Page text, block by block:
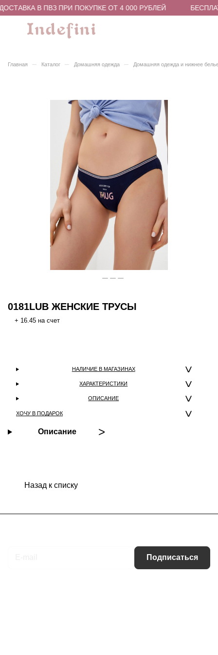
В ПВЗ ПРИ ПОКУПКЕ ОТ 4 000 РУБЛЕЙ
Главная – Каталог – Домашняя одежда – Домашняя одежда и нижнее
0181LUB ЖЕНСКИЕ ТРУСЫ
+ 16.45 на счет
НАЛИЧИЕ В МАГАЗИНАХ
ХАРАКТЕРИСТИКИ
ОПИСАНИЕ
ХОЧУ В ПОДАРОК
Описание
Назад к списку
Подписаться